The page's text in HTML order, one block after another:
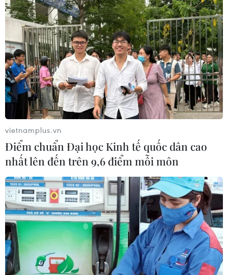
vietnamplus.vn
Điểm chuẩn Đại học Kinh tế quốc dân cao
nhất lên đến trên 9,6 điểm mỗi môn